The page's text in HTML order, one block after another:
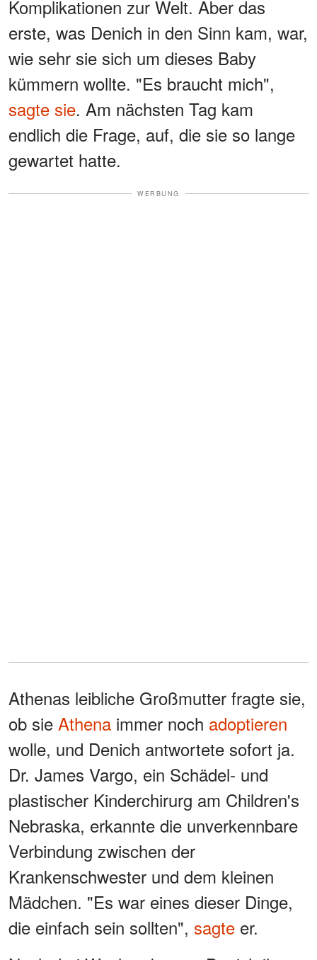
Komplikationen zur Welt. Aber das
erste, was Denich in den Sinn kam, war,
wie sehr sie sich um dieses Baby
kümmern wollte. "Es braucht mich",
sagte sie. Am nächsten Tag kam
endlich die Frage, auf, die sie so lange
gewartet hatte.
WERBUNG
Athenas leibliche Großmutter fragte sie,
ob sie Athena immer noch adoptieren
wolle, und Denich antwortete sofort ja.
Dr. James Vargo, ein Schädel- und
plastischer Kinderchirurg am Children's
Nebraska, erkannte die unverkennbare
Verbindung zwischen der
Krankenschwester und dem kleinen
Mädchen. "Es war eines dieser Dinge,
die einfach sein sollten", sagte er.